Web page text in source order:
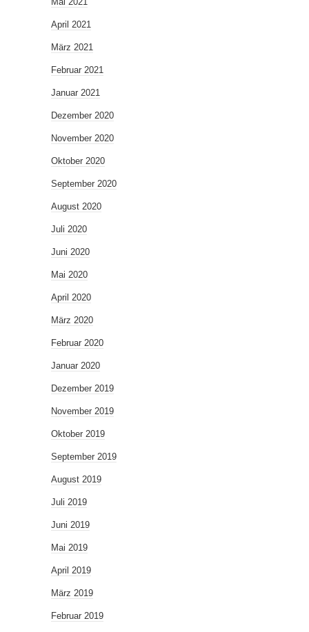
April 2021
März 2021
Februar 2021
Januar 2021
Dezember 2020
November 2020
Oktober 2020
September 2020
August 2020
Juli 2020
Juni 2020
Mai 2020
April 2020
März 2020
Februar 2020
Januar 2020
Dezember 2019
November 2019
Oktober 2019
September 2019
August 2019
Juli 2019
Juni 2019
Mai 2019
April 2019
März 2019
Februar 2019